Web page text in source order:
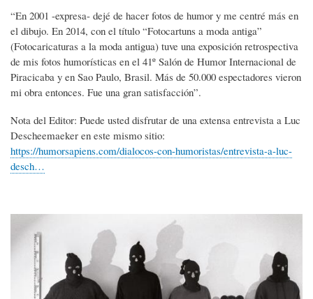
“En 2001 -expresa- dejé de hacer fotos de humor y me centré más en
el dibujo. En 2014, con el título “Fotocartuns a moda antiga”
(Fotocaricaturas a la moda antigua) tuve una exposición retrospectiva
de mis fotos humorísticas en el 41º Salón de Humor Internacional de
Piracicaba y en Sao Paulo, Brasil. Más de 50.000 espectadores vieron
mi obra entonces. Fue una gran satisfacción”.
Nota del Editor: Puede usted disfrutar de una extensa entrevista a Luc
Descheemaeker en este mismo sitio:
https://humorsapiens.com/dialocos-con-humoristas/entrevista-a-luc-
desch…